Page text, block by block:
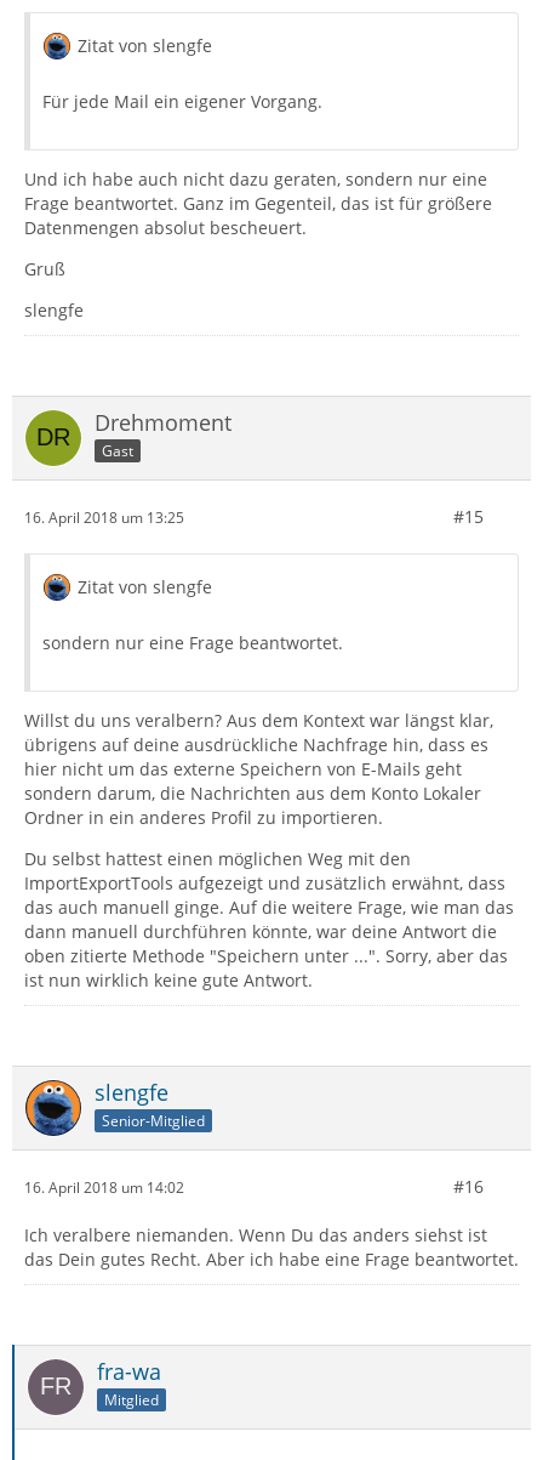
Zitat von slengfe
Für jede Mail ein eigener Vorgang.
Und ich habe auch nicht dazu geraten, sondern nur eine
Frage beantwortet. Ganz im Gegenteil, das ist für größere
Datenmengen absolut bescheuert.
Gruß
slengfe
Drehmoment
Gast
16. April 2018 um 13:25 #15
Zitat von slengfe
sondern nur eine Frage beantwortet.
Willst du uns veralbern? Aus dem Kontext war längst klar,
übrigens auf deine ausdrückliche Nachfrage hin, dass es
hier nicht um das externe Speichern von E-Mails geht
sondern darum, die Nachrichten aus dem Konto Lokaler
Ordner in ein anderes Profil zu importieren.
Du selbst hattest einen möglichen Weg mit den
ImportExportTools aufgezeigt und zusätzlich erwähnt, dass
das auch manuell ginge. Auf die weitere Frage, wie man das
dann manuell durchführen könnte, war deine Antwort die
oben zitierte Methode "Speichern unter ...". Sorry, aber das
ist nun wirklich keine gute Antwort.
slengfe
Senior-Mitglied
16. April 2018 um 14:02 #16
Ich veralbere niemanden. Wenn Du das anders siehst ist
das Dein gutes Recht. Aber ich habe eine Frage beantwortet.
fra-wa
Mitglied